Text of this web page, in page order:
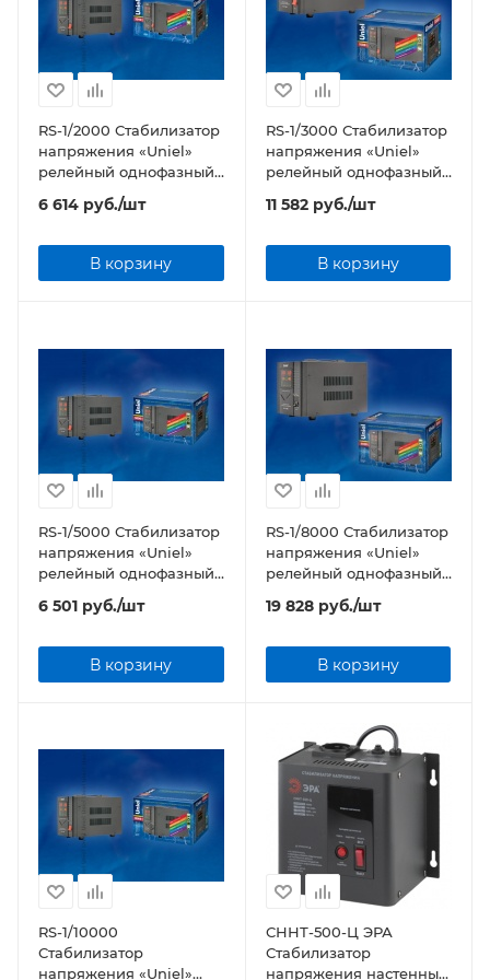
RS-1/2000 Стабилизатор
напряжения «Uniel»
релейный однофазный,
6 614 руб./шт
В корзину
RS-1/3000 Стабилизатор
напряжения «Uniel»
релейный однофазный,
11 582руб./шт
В корзину
RS-1/5000 Стабилизатор
напряжения «Uniel»
релейный однофазный,
6 501 руб./шт
В корзину
RS-1/8000 Стабилизатор
напряжения «Uniel»
релейный однофазный,
19 828руб./шт
В корзину
RS-1/10000
Стабилизатор
напряжения «Uniel»
СННТ-500-Ц ЭРА
Стабилизатор
напряжения настенный,